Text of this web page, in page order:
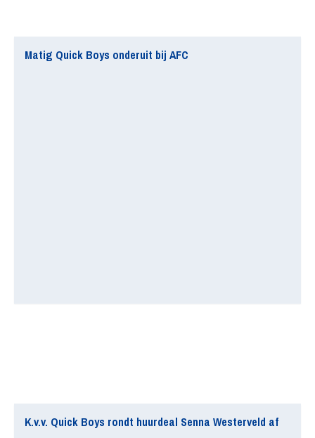
Matig Quick Boys onderuit bij AFC
K.v.v. Quick Boys rondt huurdeal Senna Westerveld af